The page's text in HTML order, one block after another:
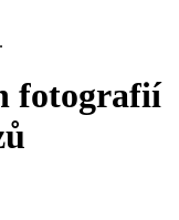
fotografií